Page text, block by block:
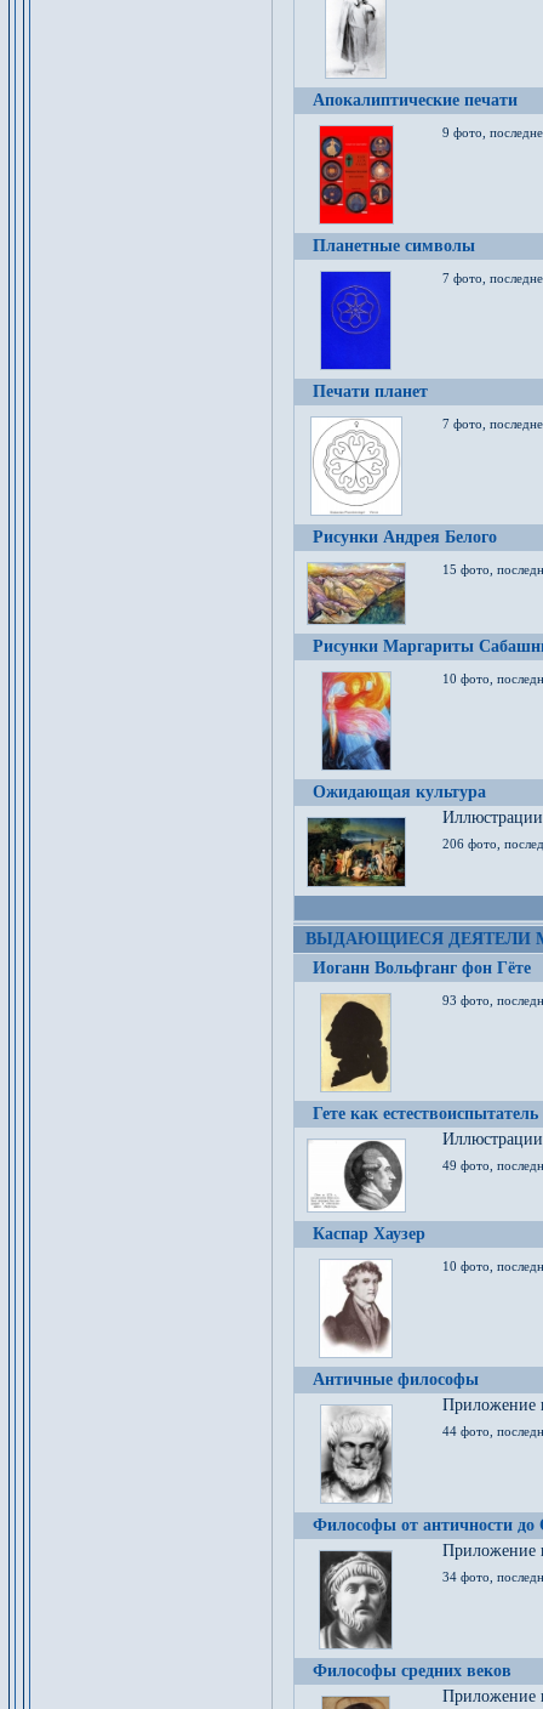
Апокалиптические печати
9 фото,
Планетные символы
7 фото,
Печати планет
7 фото,
Рисунки Андрея Белого
15 фото,
Рисунки Маргариты
10 фото,
Ожидающая культура
206 фото,
ВЫДАЮЩИЕСЯ ДЕЯТЕЛИ
Иоганн Вольфганг фон Гёте
93 фото,
Гете как естествоиспытатель
49 фото,
Каспар Хаузер
10 фото,
Античные философы
Приложение
44 фото,
Философы от античности до
Приложение
34 фото,
Философы средних веков
Приложение